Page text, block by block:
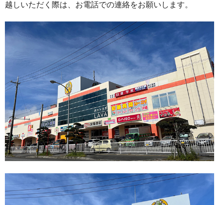
越しいただく際は、お電話での連絡をお願いします。